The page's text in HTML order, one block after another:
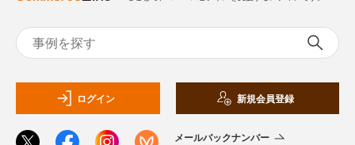
ログイン 新規会員登録
メールバックナンバー